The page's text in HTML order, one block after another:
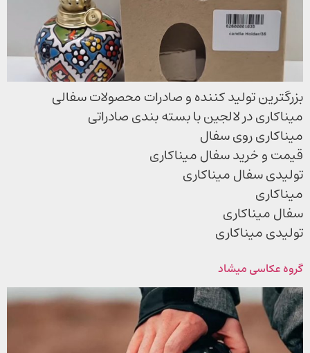
بزرگترین تولید کننده و صادرات محصولات سفالی
میناکاری در لالجین با بسته بندی صادراتی
میناکاری روی سفال
قیمت و خرید سفال میناکاری
تولیدی سفال میناکاری
میناکاری
سفال میناکاری
تولیدی میناکاری
گروه عکاسی میشاد